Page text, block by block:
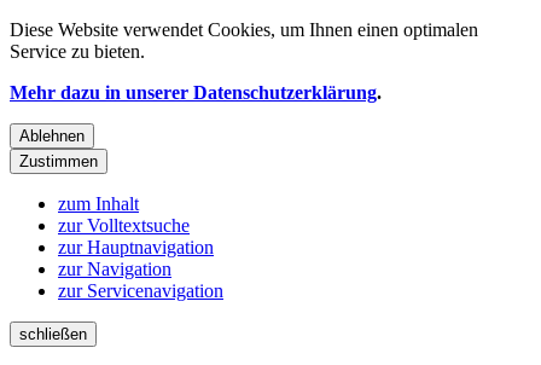
Diese Website verwendet Cookies, um Ihnen einen optimalen
Service zu bieten.
Mehr dazu in unserer Datenschutzerklärung.
Ablehnen
Zustimmen
zum Inhalt
zur Volltextsuche
zur Hauptnavigation
zur Navigation
zur Servicenavigation
schließen